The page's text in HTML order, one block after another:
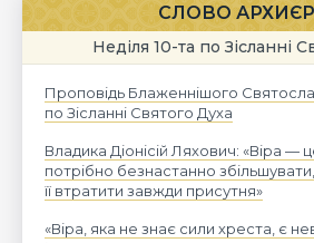
СЛОВО
Неділя 10-та по Зісланні
Проповідь Блаженнішого
по Зісланні Святого Духа
Владика Діонісій Ляхович: «Віра —
потрібно безнастанно
її втратити завжди присутня»
«Віра, яка не знає сили хреста, є